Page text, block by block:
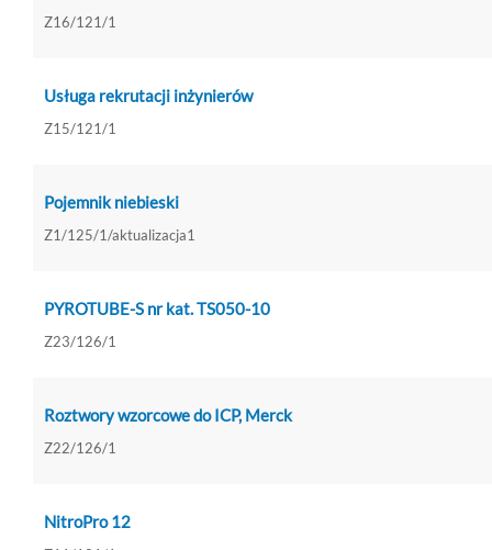
Z16/121/1
Usługa rekrutacji inżynierów
Z15/121/1
Pojemnik niebieski
Z1/125/1/aktualizacja1
PYROTUBE-S nr kat. TS050-10
Z23/126/1
Roztwory wzorcowe do ICP, Merck
Z22/126/1
NitroPro 12